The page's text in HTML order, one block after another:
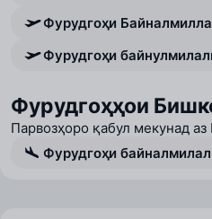
Фурудгоҳи
Фурудгоҳи
Фурудгоҳҳои
Парвозҳоро қабул мекунад аз
Фурудгоҳи